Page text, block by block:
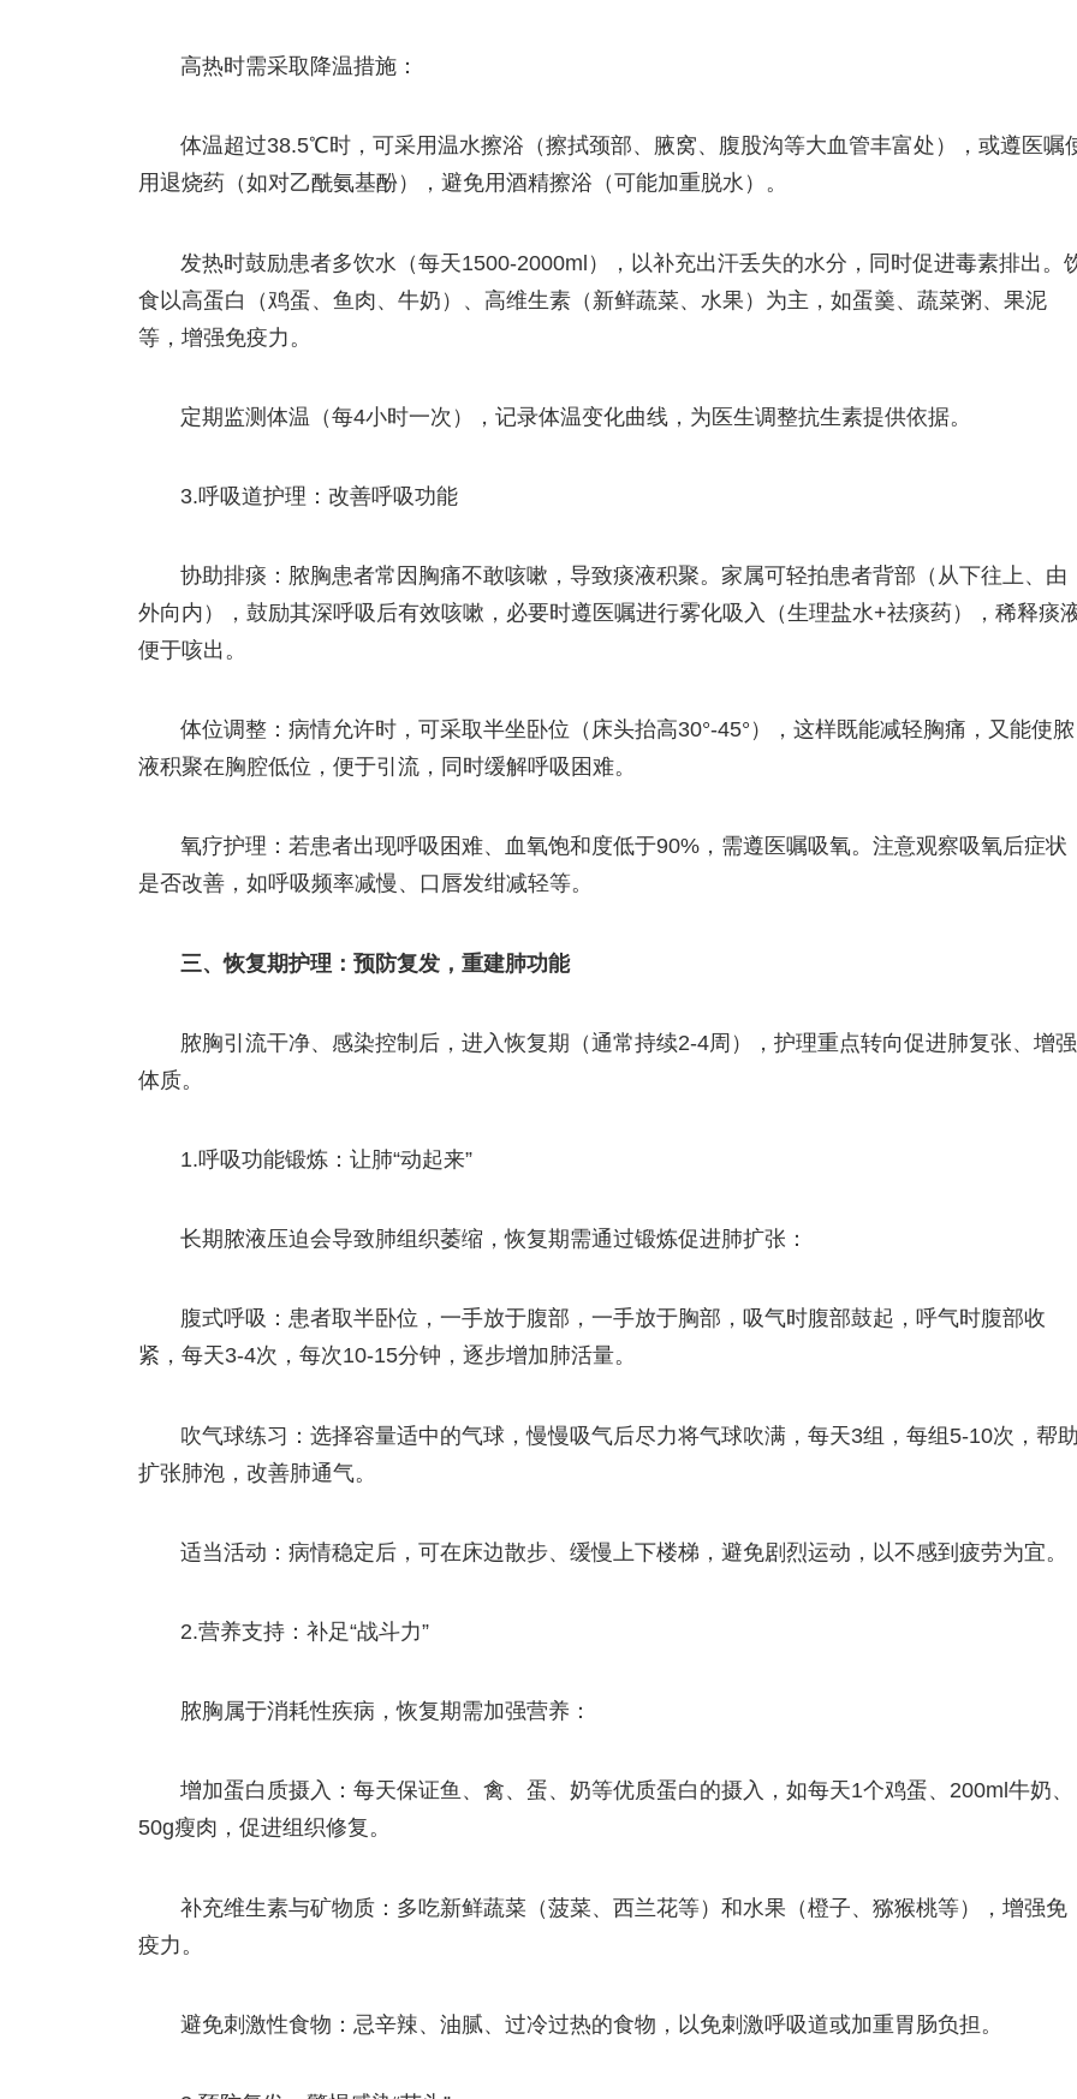
高热时需采取降温措施：
体温超过38.5℃时，可采用温水擦浴（擦拭颈部、腋窝、腹股沟等大血管丰富处），或遵医嘱
用退烧药（如对乙酰氨基酚），避免用酒精擦浴（可能加重脱水）。
发热时鼓励患者多饮水（每天1500-2000ml），以补充出汗丢失的水分，同时促进毒素排出。
食以高蛋白（鸡蛋、鱼肉、牛奶）、高维生素（新鲜蔬菜、水果）为主，如蛋羹、蔬菜粥、果泥
等，增强免疫力。
定期监测体温（每4小时一次），记录体温变化曲线，为医生调整抗生素提供依据。
3.呼吸道护理：改善呼吸功能
协助排痰：脓胸患者常因胸痛不敢咳嗽，导致痰液积聚。家属可轻拍患者背部（从下往上、由
外向内），鼓励其深呼吸后有效咳嗽，必要时遵医嘱进行雾化吸入（生理盐水+祛痰药），稀释痰
便于咳出。
体位调整：病情允许时，可采取半坐卧位（床头抬高30°-45°），这样既能减轻胸痛，又能使脓
液积聚在胸腔低位，便于引流，同时缓解呼吸困难。
氧疗护理：若患者出现呼吸困难、血氧饱和度低于90%，需遵医嘱吸氧。注意观察吸氧后症状
是否改善，如呼吸频率减慢、口唇发绀减轻等。
三、恢复期护理：预防复发，重建肺功能
脓胸引流干净、感染控制后，进入恢复期（通常持续2-4周），护理重点转向促进肺复张、增强
体质。
1.呼吸功能锻炼：让肺“动起来”
长期脓液压迫会导致肺组织萎缩，恢复期需通过锻炼促进肺扩张：
腹式呼吸：患者取半卧位，一手放于腹部，一手放于胸部，吸气时腹部鼓起，呼气时腹部收
紧，每天3-4次，每次10-15分钟，逐步增加肺活量。
吹气球练习：选择容量适中的气球，慢慢吸气后尽力将气球吹满，每天3组，每组5-10次，帮
扩张肺泡，改善肺通气。
适当活动：病情稳定后，可在床边散步、缓慢上下楼梯，避免剧烈运动，以不感到疲劳为宜。
2.营养支持：补足“战斗力”
脓胸属于消耗性疾病，恢复期需加强营养：
增加蛋白质摄入：每天保证鱼、禽、蛋、奶等优质蛋白的摄入，如每天1个鸡蛋、200ml牛奶、
50g瘦肉，促进组织修复。
补充维生素与矿物质：多吃新鲜蔬菜（菠菜、西兰花等）和水果（橙子、猕猴桃等），增强免
疫力。
避免刺激性食物：忌辛辣、油腻、过冷过热的食物，以免刺激呼吸道或加重胃肠负担。